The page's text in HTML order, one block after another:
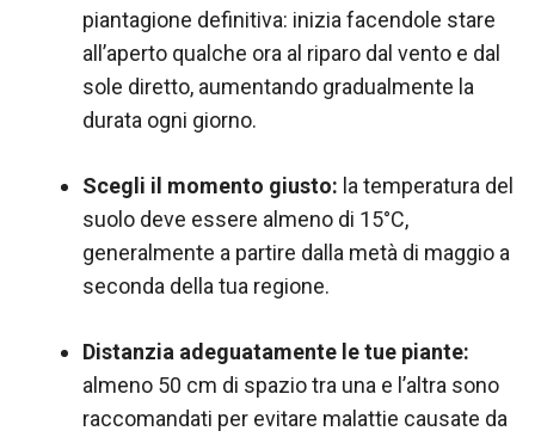
piantagione definitiva: inizia facendole stare
all’aperto qualche ora al riparo dal vento e dal
sole diretto, aumentando gradualmente la
durata ogni giorno.
Scegli il momento giusto: la temperatura del
suolo deve essere almeno di 15°C,
generalmente a partire dalla metà di maggio a
seconda della tua regione.
Distanzia adeguatamente le tue piante:
almeno 50 cm di spazio tra una e l’altra sono
raccomandati per evitare malattie causate da